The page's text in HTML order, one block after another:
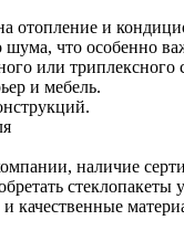
отопление и
что особенно
или
и мебель.
наличие
качественные